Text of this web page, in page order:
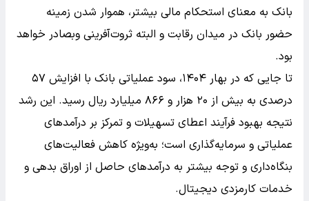
بانک به معنای استحکام مالی بیشتر، هموار شدن زمینه
حضور بانک در میدان رقابت و البته ثروت‌آفرینی وبصادر خواهد
بود.
تا جایی که در بهار ۱۴۰۴، سود عملیاتی بانک با افزایش ۵۷
درصدی به بیش از ۲۰ هزار و ۸۶۶ میلیارد ریال رسید. این رشد
نتیجه بهبود فرآیند اعطای تسهیلات و تمرکز بر درآمدهای
عملیاتی و سرمایه‌گذاری است؛ به‌ویژه کاهش فعالیت‌های
بنگاه‌داری و توجه بیشتر به درآمدهای حاصل از اوراق بدهی و
خدمات کارمزدی دیجیتال.